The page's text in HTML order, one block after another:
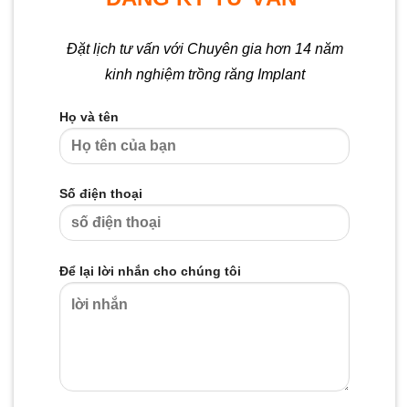
Đặt lịch tư vấn với Chuyên gia hơn 14 năm
kinh nghiệm trồng răng Implant
Họ và tên
Số điện thoại
Để lại lời nhắn cho chúng tôi